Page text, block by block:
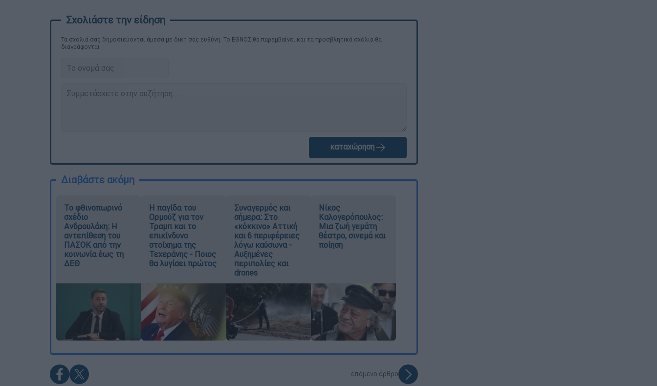
Τα σχολιά σας δημοσιεύονται άμεσα με δική σας ευθύνη. Το ΕΘΝΟΣ θα παρεμβαίνει και τα προσβλητικά σχόλια θα
διαγράφονται
καταχώρηση
Διαβάστε ακόμη
Το φθινοπωρινό
σχέδιο
Ανδρουλάκη: Η
αντεπίθεση του
ΠΑΣΟΚ από την
κοινωνία έως τη
ΔΕΘ
Η παγίδα του
Ορμούζ για τον
Τραμπ και το
επικίνδυνο
στοίχημα της
Τεχεράνης - Ποιος
θα λυγίσει πρώτος
Συναγερμός και
σήμερα: Στο
«κόκκινο» Αττική
και 6 περιφέρειες
λόγω καύσωνα -
Αυξημένες
περιπολίες και
drones
Νίκος
Καλογερόπουλος:
Μια ζωή γεμάτη
θέατρο, σινεμά και
ποίηση
επόμενο άρθρο